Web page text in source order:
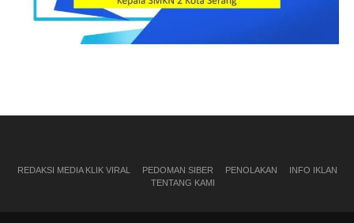
REDAKSI MEDIA KLIK VIRAL PEDOMAN SIBER PENOLAKAN
INFO IKLAN
TENTANG KAMI